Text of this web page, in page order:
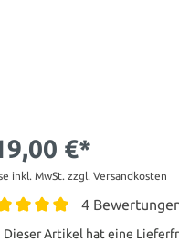
€*
inkl. MwSt. zzgl. Versandkosten
4
Dieser Artikel hat eine